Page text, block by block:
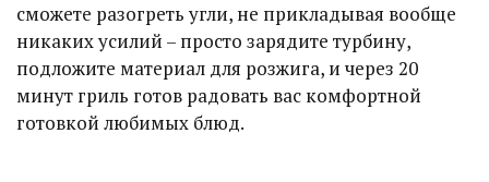
сможете разогреть угли, не прикладывая вообще
никаких усилий – просто зарядите турбину,
подложите материал для розжига, и через 20
минут гриль готов радовать вас комфортной
готовкой любимых блюд.